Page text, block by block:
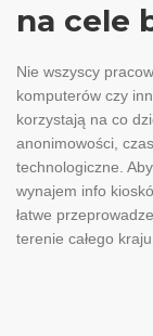
na cele
Nie wszyscy
komputerów czy
korzystają na co
anonimowości,
technologiczne.
wynajem info
łatwe
terenie całego kraju.